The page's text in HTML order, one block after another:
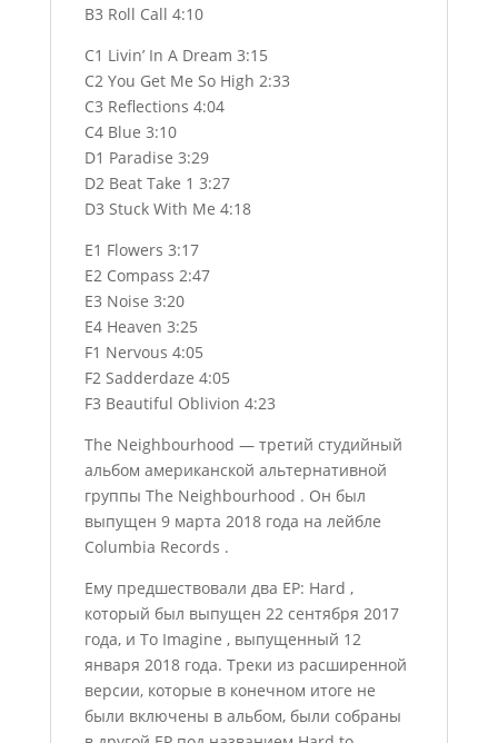
B3 Roll Call 4:10
C1 Livin’ In A Dream 3:15
C2 You Get Me So High 2:33
C3 Reflections 4:04
C4 Blue 3:10
D1 Paradise 3:29
D2 Beat Take 1 3:27
D3 Stuck With Me 4:18
E1 Flowers 3:17
E2 Compass 2:47
E3 Noise 3:20
E4 Heaven 3:25
F1 Nervous 4:05
F2 Sadderdaze 4:05
F3 Beautiful Oblivion 4:23
The Neighbourhood — третий студийный
альбом американской альтернативной
группы The Neighbourhood . Он был
выпущен 9 марта 2018 года на лейбле
Columbia Records .
Ему предшествовали два EP: Hard ,
который был выпущен 22 сентября 2017
года, и To Imagine , выпущенный 12
января 2018 года. Треки из расширенной
версии, которые в конечном итоге не
были включены в альбом, были собраны